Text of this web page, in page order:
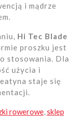
i mądrze
Hi Tec Blade
proszku jest
stosowania. Dla
użycia i
staje się
rowerowe,sklep